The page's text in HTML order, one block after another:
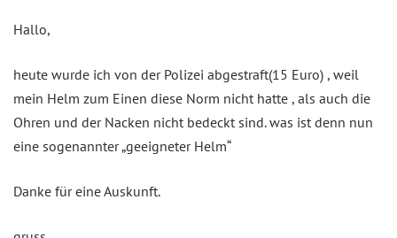
Hallo,
heute wurde ich von der Polizei abgestraft(15 Euro) , weil
mein Helm zum Einen diese Norm nicht hatte , als auch die
Ohren und der Nacken nicht bedeckt sind. was ist denn nun
eine sogenannter „geeigneter Helm“
Danke für eine Auskunft.